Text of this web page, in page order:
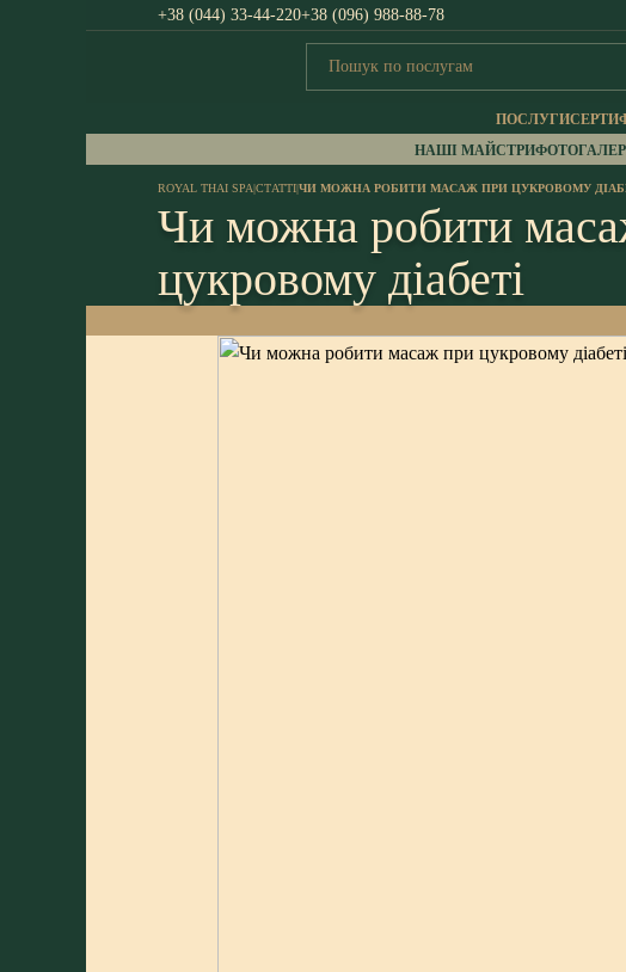
+38 (044) 33-44-220+38 (096) 988-88-78
ПОСЛУГИ
НАШІ МАЙСТРИ
ROYAL THAI SPA|СТАТТІ|ЧИ МОЖНА РОБИТИ МАСАЖ ПРИ ЦУКРОВОМУ
Чи можна робити
цукровому діабеті